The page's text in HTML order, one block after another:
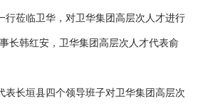
行莅临卫华，对卫华集团高层次人才进行
长韩红安，卫华集团高层次人才代表俞
表长垣县四个领导班子对卫华集团高层次